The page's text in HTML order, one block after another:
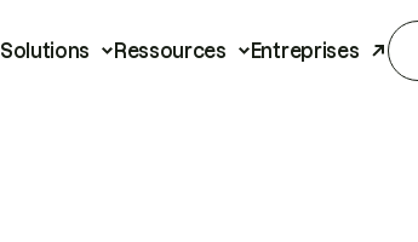
Solutions Ressources Entreprises